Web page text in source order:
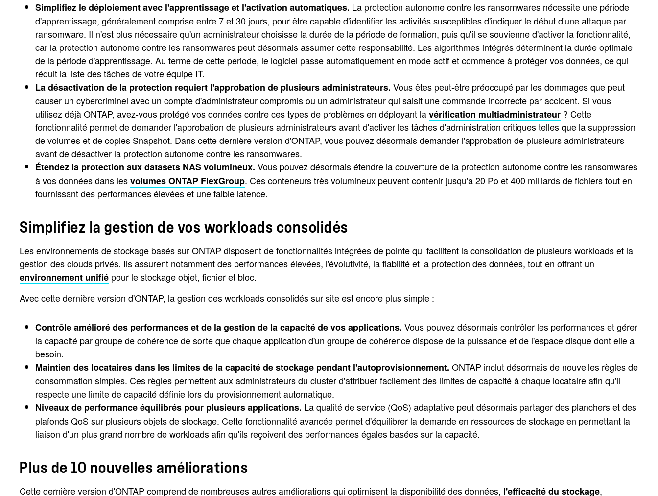
Simplifiez le déploiement avec l'apprentissage et l'activation automatiques. La protection autonome contre les ransomwares nécessite une période
d'apprentissage, généralement comprise entre 7 et 30 jours, pour être capable d'identifier les activités susceptibles d'indiquer le début d'une attaque par
ransomware. Il n'est plus nécessaire qu'un administrateur choisisse la durée de la période de formation, puis qu'il se souvienne d'activer la fonctionnalité,
car la protection autonome contre les ransomwares peut désormais assumer cette responsabilité. Les algorithmes intégrés déterminent la durée optimale
de la période d'apprentissage. Au terme de cette période, le logiciel passe automatiquement en mode actif et commence à protéger vos données, ce qui
réduit la liste des tâches de votre équipe IT.
La désactivation de la protection requiert l'approbation de plusieurs administrateurs. Vous êtes peut-être préoccupé par les dommages que peut
causer un cybercriminel avec un compte d'administrateur compromis ou un administrateur qui saisit une commande incorrecte par accident. Si vous
utilisez déjà ONTAP, avez-vous protégé vos données contre ces types de problèmes en déployant lavérification multiadministrateur ? Cette
fonctionnalité permet de demander l'approbation de plusieurs administrateurs avant d'activer les tâches d'administration critiques telles que la suppression
de volumes et de copies Snapshot. Dans cette dernière version d'ONTAP, vous pouvez désormais demander l'approbation de plusieurs administrateurs
avant de désactiver la protection autonome contre les ransomwares.
Étendez la protection aux datasets NAS volumineux. Vous pouvez désormais étendre la couverture de la protection autonome contre les ransomwares
à vos données dans lesvolumes ONTAP FlexGroup. Ces conteneurs très volumineux peuvent contenir jusqu'à 20 Po et 400 milliards de fichiers tout en
fournissant des performances élevées et une faible latence.
Simplifiez la gestion de vos workloads consolidés
Les environnements de stockage basés sur ONTAP disposent de fonctionnalités intégrées de pointe qui facilitent la consolidation de plusieurs workloads et la
gestion des clouds privés. Ils assurent notamment des performances élevées, l'évolutivité, la fiabilité et la protection des données, tout en offrant un
environnement unifié pour le stockage objet, fichier et bloc.
Avec cette dernière version d'ONTAP, la gestion des workloads consolidés sur site est encore plus simple :
Contrôle amélioré des performances et de la gestion de la capacité de vos applications. Vous pouvez désormais contrôler les performances et gérer
la capacité par groupe de cohérence de sorte que chaque application d'un groupe de cohérence dispose de la puissance et de l'espace disque dont elle a
besoin.
Maintien des locataires dans les limites de la capacité de stockage pendant l'autoprovisionnement. ONTAP inclut désormais de nouvelles règles de
consommation simples. Ces règles permettent aux administrateurs du cluster d'attribuer facilement des limites de capacité à chaque locataire afin qu'il
respecte une limite de capacité définie lors du provisionnement automatique.
Niveaux de performance équilibrés pour plusieurs applications. La qualité de service (QoS) adaptative peut désormais partager des planchers et des
plafonds QoS sur plusieurs objets de stockage. Cette fonctionnalité avancée permet d'équilibrer la demande en ressources de stockage en permettant la
liaison d'un plus grand nombre de workloads afin qu'ils reçoivent des performances égales basées sur la capacité.
Plus de 10 nouvelles améliorations
Cette dernière version d'ONTAP comprend de nombreuses autres améliorations qui optimisent la disponibilité des données, l'efficacité du stockage,